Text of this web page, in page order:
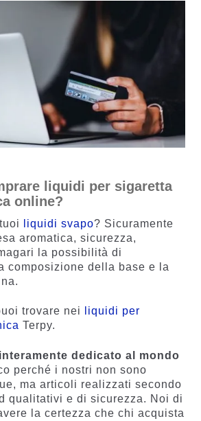
liquidi per sigaretta
online?
liquidi svapo? Sicuramente
aromatica, sicurezza,
la possibilità di
composizione della base e la
trovare nei
liquidi per
Terpy.
interamente dedicato al mondo
perché i nostri non sono
ma articoli realizzati secondo
qualitativi e di sicurezza. Noi di
la certezza che chi acquista